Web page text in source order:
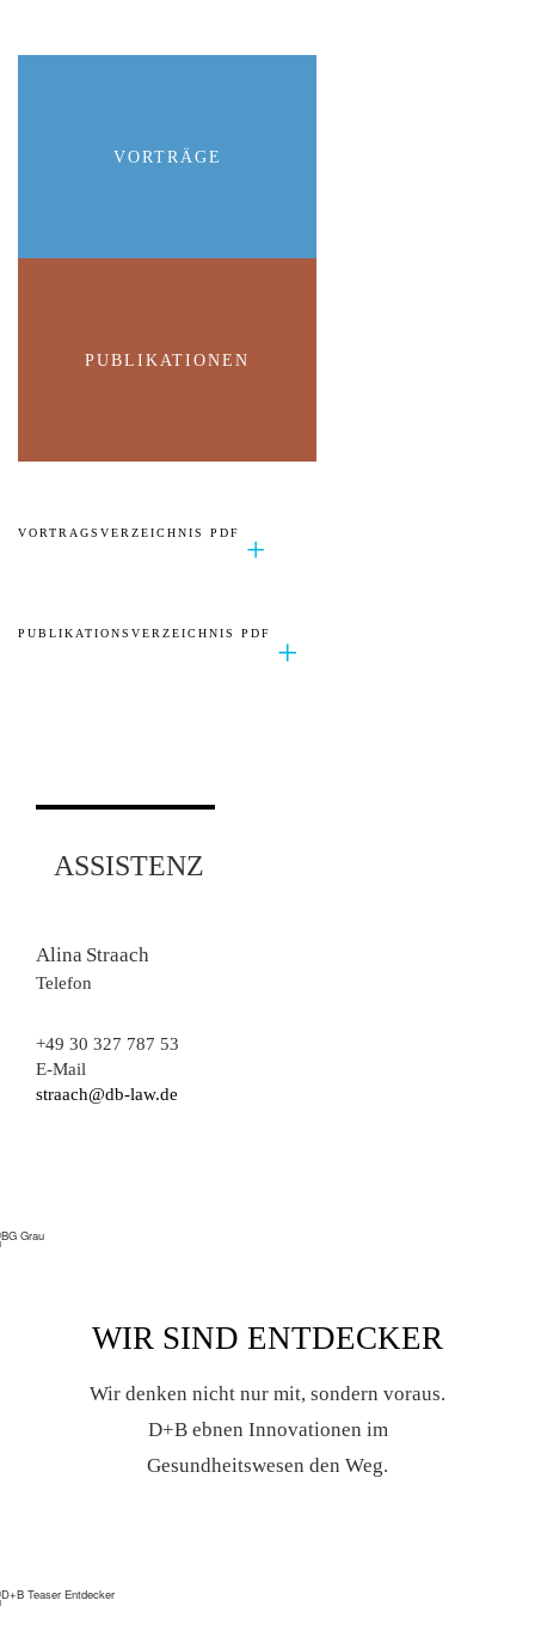
VORTRÄGE
PUBLIKATIONEN
VORTRAGSVERZEICHNIS PDF
PUBLIKATIONSVERZEICHNIS PDF
ASSISTENZ
Alina Straach
Telefon
+49 30 327 787 53
E-Mail
straach@db-law.de
WIR SIND ENTDECKER
Wir denken nicht nur mit, sondern voraus.
D+B ebnen Innovationen im
Gesundheitswesen den Weg.